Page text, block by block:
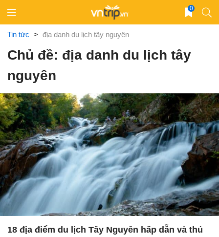
content
0
Tin tức > địa danh du lịch tây nguyên
Chủ đề: địa danh du lịch tây
nguyên
18 địa điểm du lịch Tây Nguyên hấp dẫn và thú